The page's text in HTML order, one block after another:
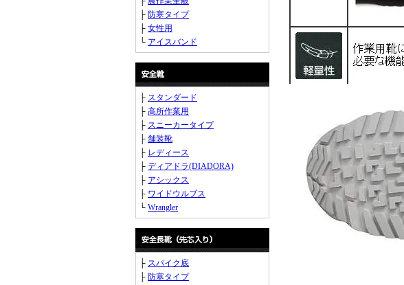
├ 防寒タイプ
├ 女性用
└ アイスバンド
├ スタンダード
├ 高所作業用
├ スニーカータイプ
├ 舗装靴
├ レディース
├ ディアドラ(DIADORA)
├ アシックス
├ ワイドウルブス
└ Wrangler
├ スパイク底
├ 防寒タイプ